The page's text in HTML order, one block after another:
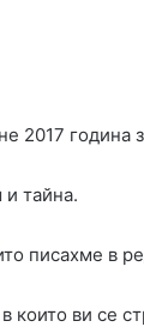
година
тайна.
писахме в
които ви се